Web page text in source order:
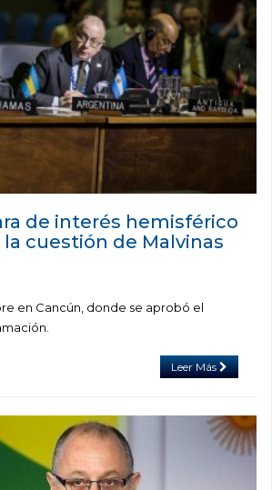
de interés hemisférico
cuestión de Malvinas
en Cancún, donde se aprobó el
Leer Más